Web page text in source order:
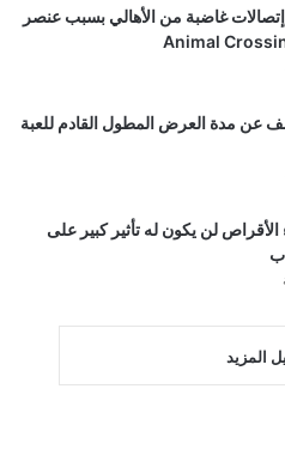
إتصالات غاضبة من الأهالي بسبب عنصر
عن مدة العرض المطول القادم للعبة
الأقراص لن يكون له تأثير كبير على
المزيد